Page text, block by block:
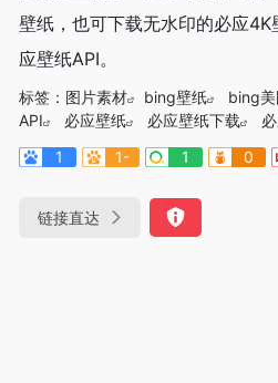
壁纸，也可下载无水印的必应
应壁纸API。
标签： 图片素材 bing壁纸 bing美
API
必应壁纸 必应壁纸下载
1
1- 1 0
链接直达